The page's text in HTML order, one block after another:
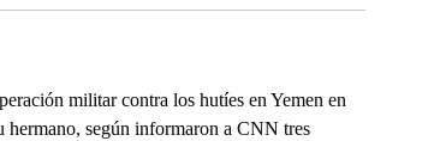
militar contra los hutíes en Yemen en
hermano, según informaron a CNN tres